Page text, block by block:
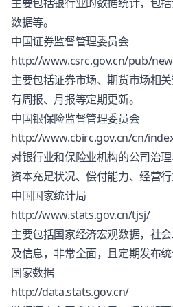
数据等。
中国证券监督管理委员会
http://www.csrc.gov.cn/pub/
主要包括证券市场、期货市场相
有周报、月报等定期更新。
中国银保险监督管理委员会
http://www.cbirc.gov.cn/cn/
对银行业和保险业机构的公司治理
资本充足状况、偿付能力、经营
中国国家统计局
http://www.stats.gov.cn/tjsj/
主要包括国家经济宏观数据，社
及信息，非常全面，且定期发布
国家数据
http://data.stats.gov.cn/